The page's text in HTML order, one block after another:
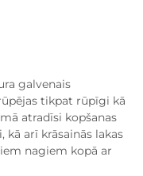
galvenais
tikpat rūpīgi kā
atradīsi kopšanas
kā arī krāsainās lakas
nagiem kopā ar